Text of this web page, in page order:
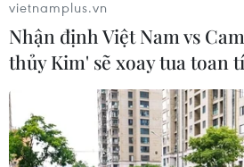
Triều Tiên quan ngại các hoạt
quân sự của Mỹ, Nhật Bản và
03/08/2026 08:42
vietnamplus.vn
Nhận định Việt Nam vs
thủy Kim' sẽ xoay tua toan